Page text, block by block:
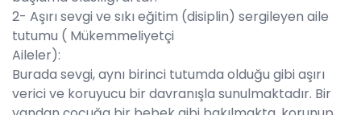
2- Aşırı sevgi ve sıkı eğitim (disiplin) sergileyen aile
tutumu ( Mükemmeliyetçi
Aileler):
Burada sevgi, aynı birinci tutumda olduğu gibi aşırı
verici ve koruyucu bir davranışla sunulmaktadır. Bir